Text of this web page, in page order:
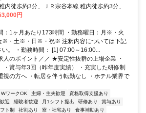
内徒歩約3分、ＪＲ宗谷本線 稚内徒歩約3分、Ｊ
歩約31分
円
：1ヶ月あたり173時間 ・勤務曜日：月※・火
・土※・日※・祝※ 注釈内容については下記
。 ・勤務時間： [1] 07:00～16:00...
人のポイント／／ ★安定性抜群の上場企業 ・
・賞与年3回（昨年度実績） ・充実した研修制
の方へ ・転居を伴う転勤なし ・ホテル業界で
ワークOK 主婦・主夫歓迎
資格取得支援あり
迎 経験者歓迎 月1シフト提出 研修あり
賞与あり
ト制 社割あり 寮・社宅あり 食事補助あり